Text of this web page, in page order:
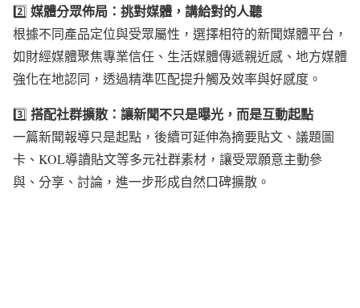
2️⃣ 媒體分眾佈局：挑對媒體，講給對的人聽
根據不同產品定位與受眾屬性，選擇相符的新聞媒體平台，
如財經媒體聚焦專業信任、生活媒體傳遞親近感、地方媒體
強化在地認同，透過精準匹配提升觸及效率與好感度。
3️⃣ 搭配社群擴散：讓新聞不只是曝光，而是互動起點
一篇新聞報導只是起點，後續可延伸為摘要貼文、議題圖
卡、KOL導讀貼文等多元社群素材，讓受眾願意主動參
與、分享、討論，進一步形成自然口碑擴散。